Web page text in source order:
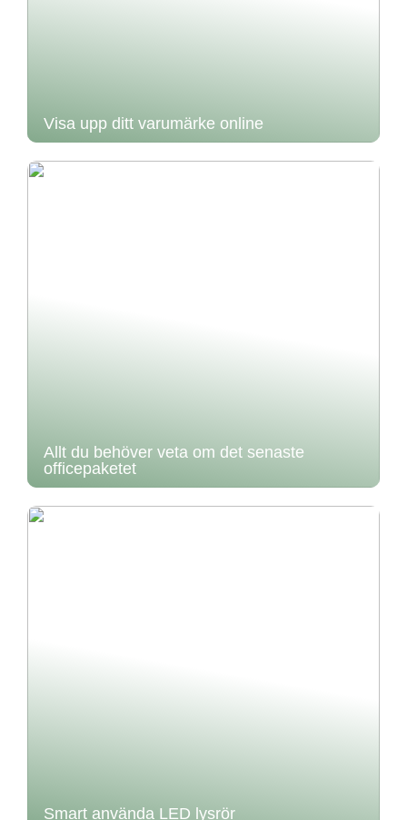
Visa upp ditt varumärke online
Allt du behöver veta om det senaste
officepaketet
Smart använda LED lysrör